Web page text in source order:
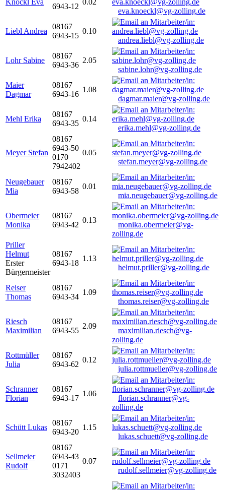
Knöckl Eva
6943-12
0.02
eva.knoeckl@vg-zolling.de
Liebl Andrea
08167
6943-15
0.10
andrea.liebl@vg-zolling.de
Lohr Sabine
08167
6943-36
2.05
sabine.lohr@vg-zolling.de
Maier
Dagmar
08167
6943-16
1.08
dagmar.maier@vg-zolling.de
Mehl Erika
08167
6943-35
0.14
erika.mehl@vg-zolling.de
Meyer Stefan
08167
6943-50
0170
7942402
0.05
stefan.meyer@vg-zolling.de
Neugebauer
Mia
08167
6943-58
0.01
mia.neugebauer@vg-zolling.de
Obermeier
Monika
08167
6943-42
0.13
monika.obermeier@vg-
zolling.de
Priller
Helmut
Erster
Bürgermeister
08167
6943-18
1.13
helmut.priller@vg-zolling.de
Reiser
Thomas
08167
6943-34
1.09
thomas.reiser@vg-zolling.de
Riesch
Maximilian
08167
6943-55
2.09
maximilian.riesch@vg-
zolling.de
Rottmüller
Julia
08167
6943-62
0.12
julia.rottmueller@vg-zolling.de
Schranner
Florian
08167
6943-17
1.06
florian.schranner@vg-
zolling.de
Schütt Lukas
08167
6943-20
1.15
lukas.schuett@vg-zolling.de
Sellmeier
Rudolf
08167
6943-43
0171
3032403
0.07
rudolf.sellmeier@vg-zolling.de